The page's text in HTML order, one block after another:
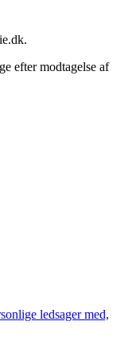
efter modtagelse af
ledsager med,